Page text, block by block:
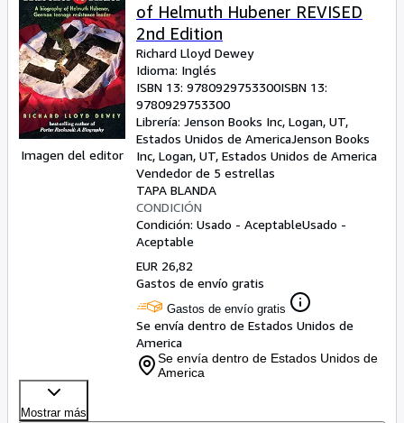
Imagen del editor
of Helmuth Hubener REVISED
2nd Edition
Richard Lloyd Dewey
Idioma: Inglés
ISBN 13: 9780929753300ISBN 13:
9780929753300
Librería: Jenson Books Inc, Logan, UT,
Estados Unidos de AmericaJenson Books
Inc, Logan, UT, Estados Unidos de America
Vendedor de 5 estrellas
TAPA BLANDA
CONDICIÓN
Condición: Usado - AceptableUsado -
Aceptable
EUR 26,82
Gastos de envío gratis
Gastos de envío gratis
Se envía dentro de Estados Unidos de
America
Se envía dentro de Estados Unidos de
America
Mostrar más